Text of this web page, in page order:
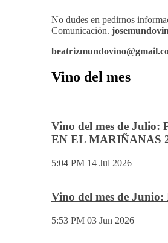
No dudes en pedirnos
Comunicación.
Vino del mes
Vino del mes de Julio:
EN EL MARIÑANAS
5:04 PM 14 Jul 2026
Vino del mes de Junio:
5:53 PM 03 Jun 2026